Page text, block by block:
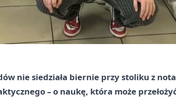
nie siedziała biernie przy stoliku z
– o naukę, która może